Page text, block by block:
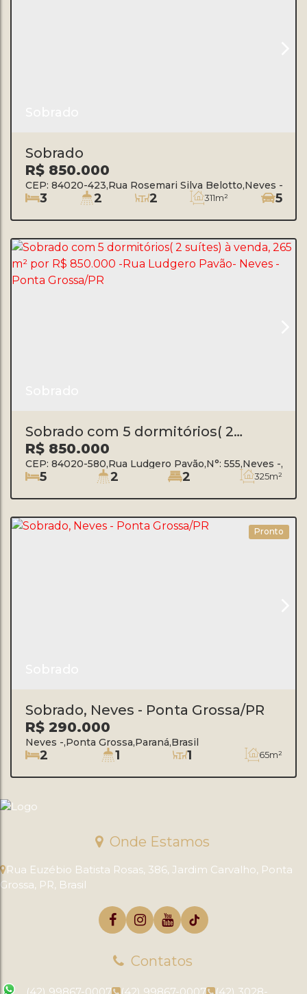
Sobrado
R$850.000
CEP: 84020-423,Rua Rosemari Silva Belotto,Neves
3 2 2 311m² 5
Sobrado com 5 dormitórios( 2
suítes) à venda, 265 m² por R$
850.000 -Rua Ludgero Pavão- Neves
- Ponta Grossa/PR
R$850.000
CEP: 84020-580,Rua Ludgero Pavão,N°: 555,Neves ,
5 2 2 325m²
Pronto
Sobrado, Neves - Ponta Grossa/PR
R$290.000
Neves ,Ponta Grossa,Paraná,Brasil
2 1 1 65m²
Onde Estamos
Rua Euzébio Batista Rosas, 386, Jardim Carvalho, Ponta
Grossa, PR, Brasil
Contatos